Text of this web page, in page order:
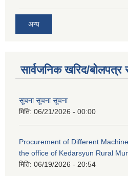
अन्य
सार्वजनिक खरिद/बोलपत्र
सूचना सूचना सूचना
मिति: 06/21/2026 - 00:00
Procurement of Different
the office of Kedarsyun Rural
मिति: 06/19/2026 - 20:54